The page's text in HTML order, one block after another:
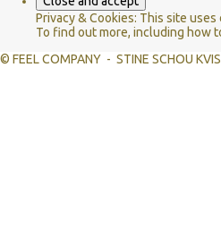
Privacy & Cookies: This site
To find out more, including how
© FEEL COMPANY - STINE SCHOU